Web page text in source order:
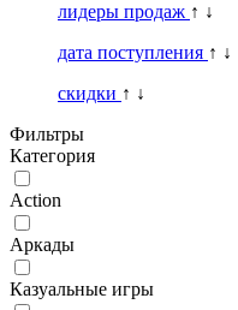
лидеры продаж ↑ ↓
дата поступления ↑ ↓
скидки ↑ ↓
Фильтры
Категория
Action
Аркады
Казуальные игры